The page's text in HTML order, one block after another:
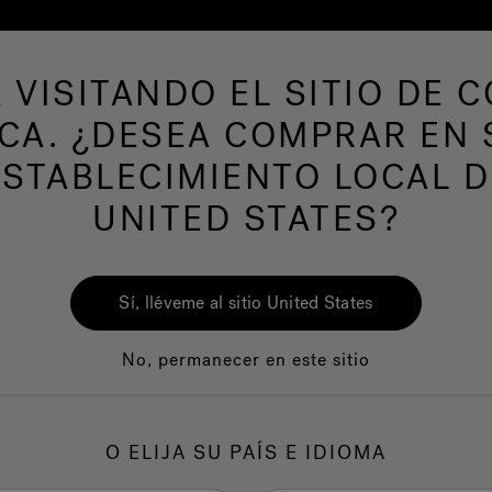
hidromasaje Más productos Nuestra
Servicio al
VISITANDO EL SITIO DE
¿DESEA COMPRAR EN
LOCAL
UNITED STATES?
Sí, lléveme al sitio United States
No, permanecer en este sitio
O ELIJA SU PAÍS E IDIOMA